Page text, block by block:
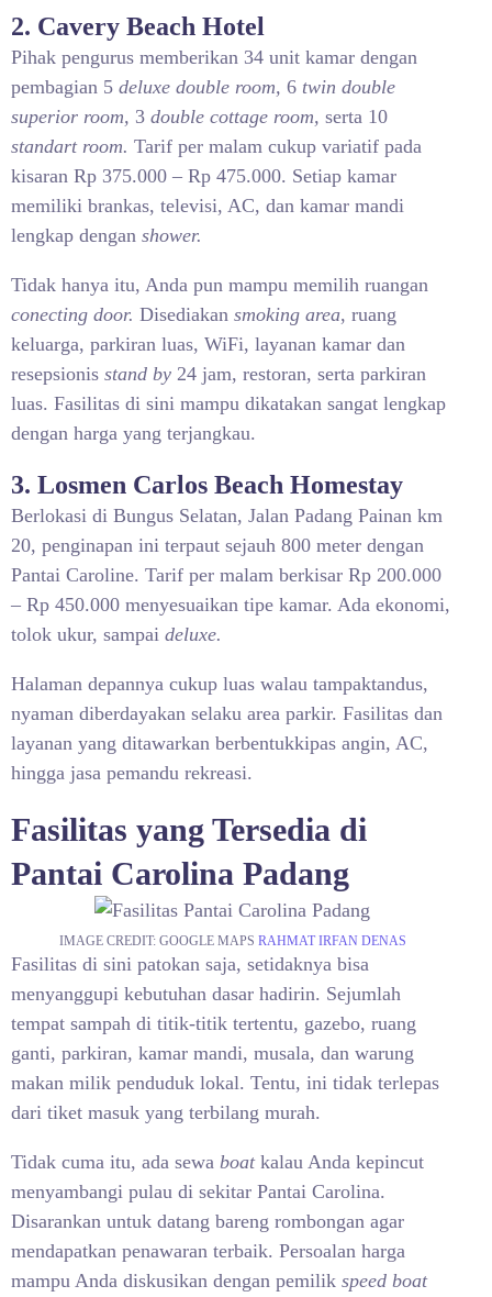
2. Cavery Beach Hotel
Pihak pengurus memberikan 34 unit kamar dengan
pembagian 5 deluxe double room, 6 twin double
superior room, 3 double cottage room, serta 10
standart room. Tarif per malam cukup variatif pada
kisaran Rp 375.000 – Rp 475.000. Setiap kamar
memiliki brankas, televisi, AC, dan kamar mandi
lengkap dengan shower.
Tidak hanya itu, Anda pun mampu memilih ruangan
conecting door. Disediakan smoking area, ruang
keluarga, parkiran luas, WiFi, layanan kamar dan
resepsionis stand by 24 jam, restoran, serta parkiran
luas. Fasilitas di sini mampu dikatakan sangat lengkap
dengan harga yang terjangkau.
3. Losmen Carlos Beach Homestay
Berlokasi di Bungus Selatan, Jalan Padang Painan km
20, penginapan ini terpaut sejauh 800 meter dengan
Pantai Caroline. Tarif per malam berkisar Rp 200.000
– Rp 450.000 menyesuaikan tipe kamar. Ada ekonomi,
tolok ukur, sampai deluxe.
Halaman depannya cukup luas walau tampaktandus,
nyaman diberdayakan selaku area parkir. Fasilitas dan
layanan yang ditawarkan berbentukkipas angin, AC,
hingga jasa pemandu rekreasi.
Fasilitas yang Tersedia di
Pantai Carolina Padang
IMAGE CREDIT: GOOGLE MAPS RAHMAT IRFAN DENAS
Fasilitas di sini patokan saja, setidaknya bisa
menyanggupi kebutuhan dasar hadirin. Sejumlah
tempat sampah di titik-titik tertentu, gazebo, ruang
ganti, parkiran, kamar mandi, musala, dan warung
makan milik penduduk lokal. Tentu, ini tidak terlepas
dari tiket masuk yang terbilang murah.
Tidak cuma itu, ada sewa boatkalau Anda kepincut
menyambangi pulau di sekitar Pantai Carolina.
Disarankan untuk datang bareng rombongan agar
mendapatkan penawaran terbaik. Persoalan harga
mampu Anda diskusikan dengan pemilik speed boat